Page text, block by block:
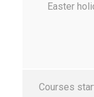
Easter
Courses